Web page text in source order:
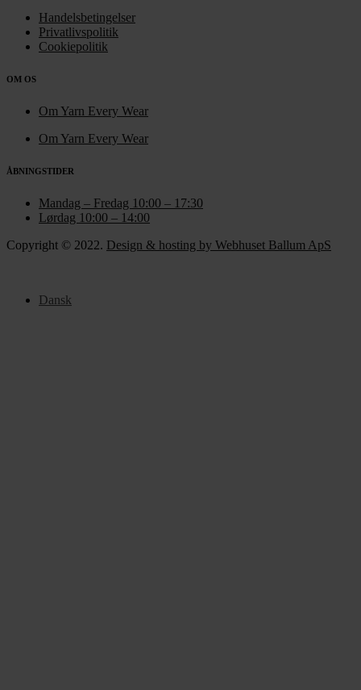
Handelsbetingelser
Privatlivspolitik
Cookiepolitik
OM OS
Om Yarn Every Wear
Om Yarn Every Wear
ÅBNINGSTIDER
Mandag – Fredag 10:00 – 17:30
Lørdag 10:00 – 14:00
Copyright © 2022. Design & hosting by Webhuset Ballum ApS
Dansk